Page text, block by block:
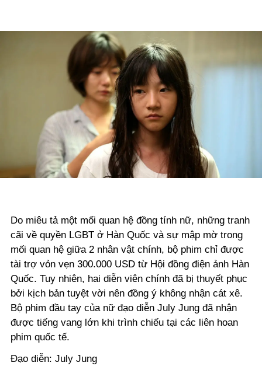
Do miêu tả một mối quan hệ đồng tính nữ, những tranh
cãi về quyền LGBT ở Hàn Quốc và sự mập mờ trong
mối quan hệ giữa 2 nhân vật chính, bộ phim chỉ được
tài trợ vỏn vẹn 300.000 USD từ Hội đồng điện ảnh Hàn
Quốc. Tuy nhiên, hai diễn viên chính đã bị thuyết phục
bởi kịch bản tuyệt vời nên đồng ý không nhận cát xê.
Bộ phim đầu tay của nữ đạo diễn July Jung đã nhận
được tiếng vang lớn khi trình chiếu tại các liên hoan
phim quốc tế.
Đạo diễn: July Jung